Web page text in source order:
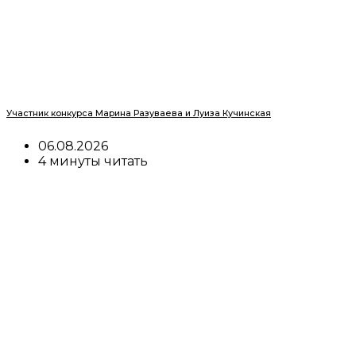
Участник конкурса Марина Разуваева и Луиза Кучинская
06.08.2026
4 минуты читать